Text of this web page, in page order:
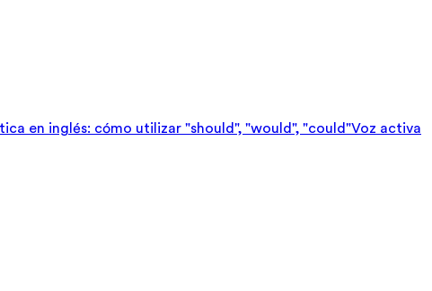
en inglés: cómo utilizar "should", "would", "could"Voz activa